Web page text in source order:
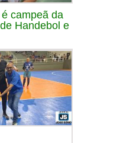
campeã da
Handebol e